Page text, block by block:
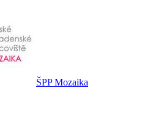
ŠPP Mozaika